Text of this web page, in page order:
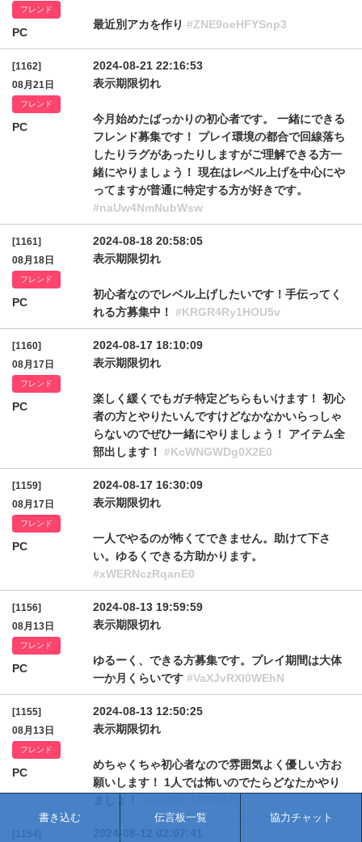
フレンド
PC
最近別アカを作り #ZNE9oeHFYSnp3
[1162]
08月21日
フレンド
PC
2024-08-21 22:16:53
表示期限切れ
今月始めたばっかりの初心者です。 一緒にできる
フレンド募集です！ プレイ環境の都合で回線落ち
したりラグがあったりしますがご理解できる方一
緒にやりましょう！ 現在はレベル上げを中心にや
ってますが普通に特定する方が好きです。
#naUw4NmNubWsw
[1161]
08月18日
フレンド
PC
2024-08-18 20:58:05
表示期限切れ
初心者なのでレベル上げしたいです！手伝ってく
れる方募集中！ #KRGR4Ry1HOU5v
[1160]
08月17日
フレンド
PC
2024-08-17 18:10:09
表示期限切れ
楽しく緩くでもガチ特定どちらもいけます！ 初心
者の方とやりたいんですけどなかなかいらっしゃ
らないのでぜひ一緒にやりましょう！ アイテム全
部出します！ #KcWNGWDg0X2E0
[1159]
08月17日
フレンド
PC
2024-08-17 16:30:09
表示期限切れ
一人でやるのが怖くてできません。助けて下さ
い。ゆるくできる方助かります。
#xWERNczRqanE0
[1156]
08月13日
フレンド
PC
2024-08-13 19:59:59
表示期限切れ
ゆるーく、できる方募集です。プレイ期間は大体
一か月くらいです #VaXJvRXl0WEhN
[1155]
08月13日
フレンド
PC
2024-08-13 12:50:25
表示期限切れ
めちゃくちゃ初心者なので雰囲気よく優しい方お
願いします！ 1人では怖いのでたらどなたかやり
書き込む 伝言板一覧 協力チャット